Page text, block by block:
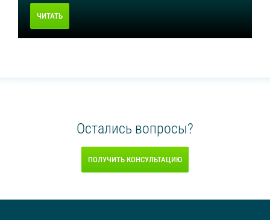
ЧИТАТЬ
Остались вопросы?
ПОЛУЧИТЬ КОНСУЛЬТАЦИЮ